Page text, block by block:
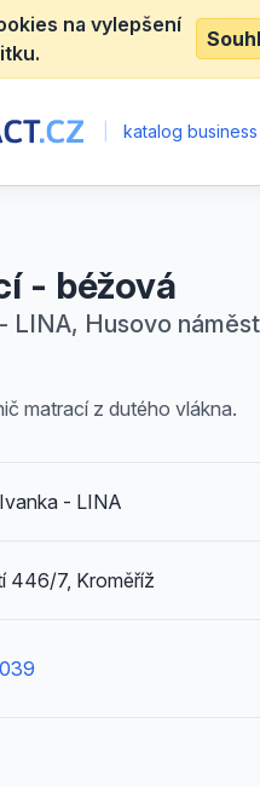
na vylepšení
katalog
- béžová
LINA, Husovo
matrací z dutého vlákna.
- LINA
446/7, Kroměříž